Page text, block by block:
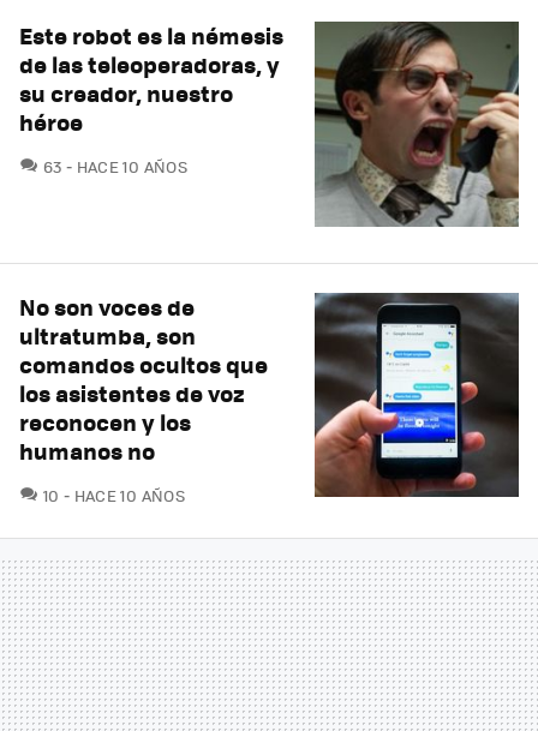
Este robot es la némesis
de las teleoperadoras, y
su creador, nuestro
héroe
63 COMENTARIOS
HACE 10 AÑOS
No son voces de
ultratumba, son
comandos ocultos que
los asistentes de voz
reconocen y los
humanos no
10 COMENTARIOS
HACE 10 AÑOS